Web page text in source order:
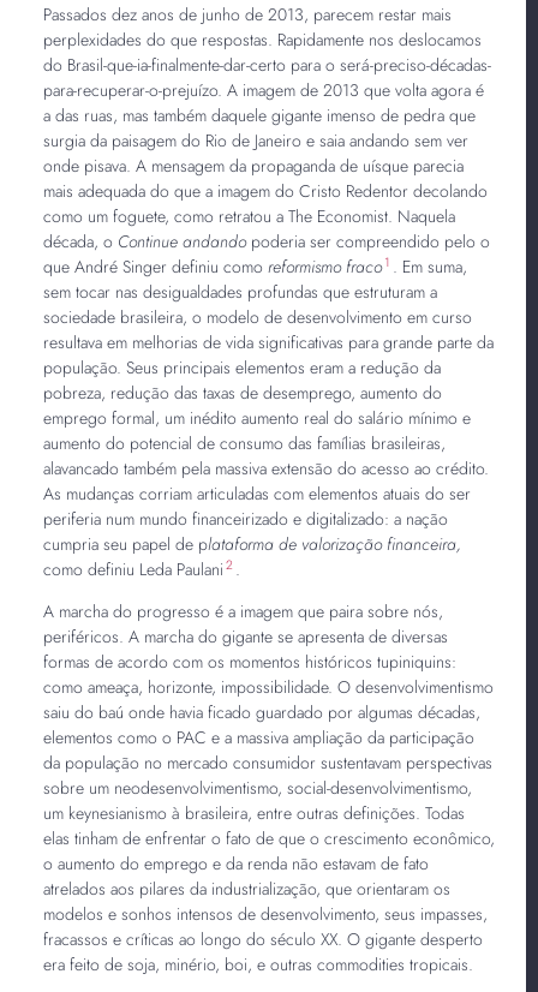
Passados dez anos de junho de 2013, parecem restar mais
perplexidades do que respostas. Rapidamente nos deslocamos
do Brasil-que-ia-finalmente-dar-certo para o será-preciso-décadas-
para-recuperar-o-prejuízo. A imagem de 2013 que volta agora é
a das ruas, mas também daquele gigante imenso de pedra que
surgia da paisagem do Rio de Janeiro e saia andando sem ver
onde pisava. A mensagem da propaganda de uísque parecia
mais adequada do que a imagem do Cristo Redentor decolando
como um foguete, como retratou a The Economist. Naquela
década, o Continue andandopoderia ser compreendido pelo o
que André Singer definiu como reformismo fraco 1 . Em suma,
sem tocar nas desigualdades profundas que estruturam a
sociedade brasileira, o modelo de desenvolvimento em curso
resultava em melhorias de vida significativas para grande parte da
população. Seus principais elementos eram a redução da
pobreza, redução das taxas de desemprego, aumento do
emprego formal, um inédito aumento real do salário mínimo e
aumento do potencial de consumo das famílias brasileiras,
alavancado também pela massiva extensão do acesso ao crédito.
As mudanças corriam articuladas com elementos atuais do ser
periferia num mundo financeirizado e digitalizado: a nação
cumpria seu papel de plataforma de valorização financeira,
como definiu Leda Paulani 2 .
A marcha do progresso é a imagem que paira sobre nós,
periféricos. A marcha do gigante se apresenta de diversas
formas de acordo com os momentos históricos tupiniquins:
como ameaça, horizonte, impossibilidade. O desenvolvimentismo
saiu do baú onde havia ficado guardado por algumas décadas,
elementos como o PAC e a massiva ampliação da participação
da população no mercado consumidor sustentavam perspectivas
sobre um neodesenvolvimentismo, social-desenvolvimentismo,
um keynesianismo à brasileira, entre outras definições. Todas
elas tinham de enfrentar o fato de que o crescimento econômico,
o aumento do emprego e da renda não estavam de fato
atrelados aos pilares da industrialização, que orientaram os
modelos e sonhos intensos de desenvolvimento, seus impasses,
fracassos e críticas ao longo do século XX. O gigante desperto
era feito de soja, minério, boi, e outras commodities tropicais.